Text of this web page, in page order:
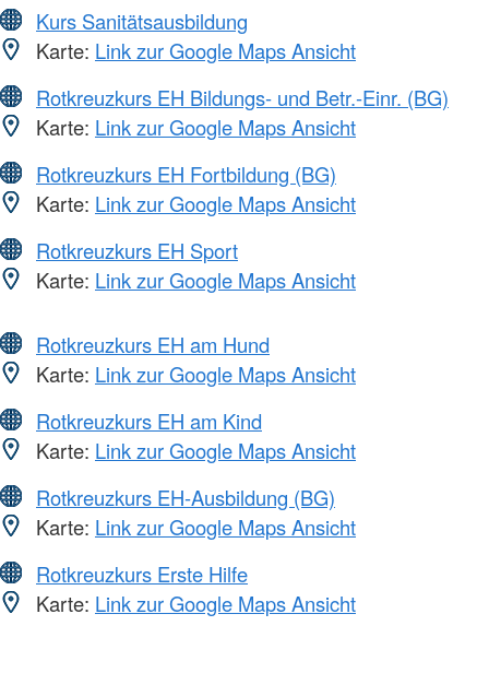
Kurs Sanitätsausbildung
Karte: Link zur Google Maps Ansicht
Rotkreuzkurs EH Bildungs- und Betr.-Einr. (BG)
Karte: Link zur Google Maps Ansicht
Rotkreuzkurs EH Fortbildung (BG)
Karte: Link zur Google Maps Ansicht
Rotkreuzkurs EH Sport
Karte: Link zur Google Maps Ansicht
Rotkreuzkurs EH am Hund
Karte: Link zur Google Maps Ansicht
Rotkreuzkurs EH am Kind
Karte: Link zur Google Maps Ansicht
Rotkreuzkurs EH-Ausbildung (BG)
Karte: Link zur Google Maps Ansicht
Rotkreuzkurs Erste Hilfe
Karte: Link zur Google Maps Ansicht